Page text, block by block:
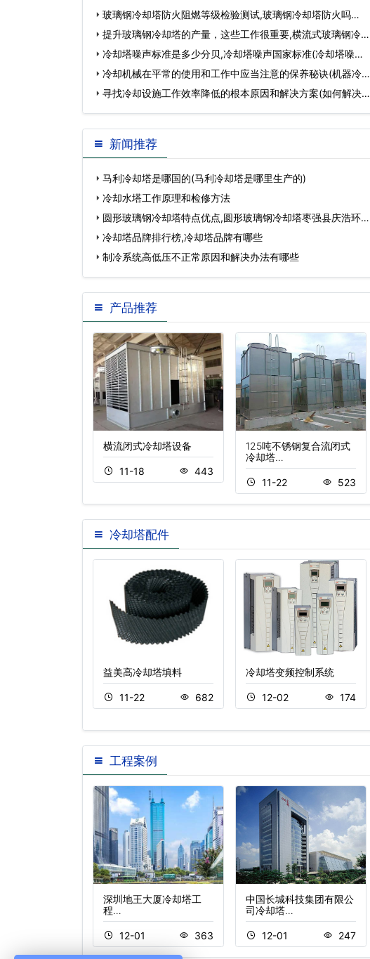
玻璃钢冷却塔防火阻燃等级检验测试,玻璃钢冷却塔防火吗…
提升玻璃钢冷却塔的产量，这些工作很重要,横流式玻璃钢冷却
塔…冷却塔噪声标准是多少分贝,冷却塔噪声国家标准(冷却塔噪声
标准范围)…
冷却机械在平常的使用和工作中应当注意的保养秘诀(机器冷却
液使用注意…
寻找冷却设施工作效率降低的根本原因和解决方案(如何解决机
组冷却方式…
新闻推荐
马利冷却塔是哪国的(马利冷却塔是哪里生产的)
冷却水塔工作原理和检修方法
圆形玻璃钢冷却塔特点优点,圆形玻璃钢冷却塔枣强县庆浩环保
设备加工厂…
冷却塔品牌排行榜,冷却塔品牌有哪些
制冷系统高低压不正常原因和解决办法有哪些
产品推荐
横流闭式冷却塔设备
11-18 443
125吨不锈钢复合流闭式
冷却塔…
11-22 523
冷却塔配件
益美高冷却塔填料
11-22 682
冷却塔变频控制系统
12-02 174
工程案例
深圳地王大厦冷却塔工
程…
12-01 363
中国长城科技集团有限公
司冷却塔…
12-01 247